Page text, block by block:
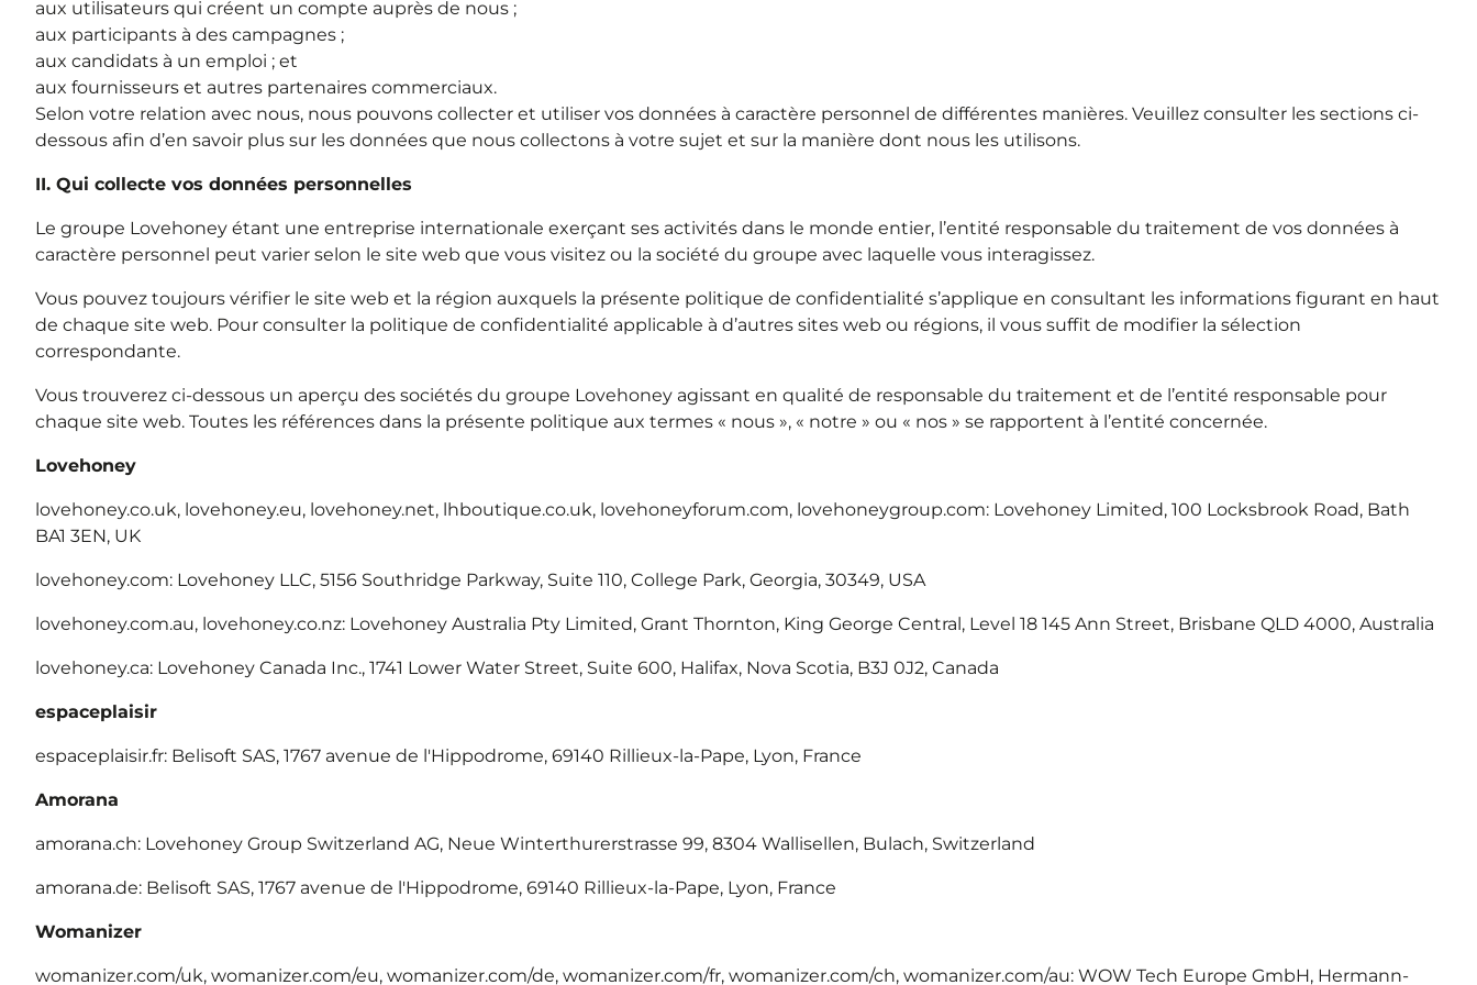
aux utilisateurs qui créent un compte auprès de nous ;
aux participants à des campagnes ;
aux candidats à un emploi ; et
aux fournisseurs et autres partenaires commerciaux.
Selon votre relation avec nous, nous pouvons collecter et utiliser vos données à caractère personnel de différentes manières. Veuillez consulter les sections ci-
dessous afin d’en savoir plus sur les données que nous collectons à votre sujet et sur la manière dont nous les utilisons.
II. Qui collecte vos données personnelles
Le groupe Lovehoney étant une entreprise internationale exerçant ses activités dans le monde entier, l’entité responsable du traitement de vos données à
caractère personnel peut varier selon le site web que vous visitez ou la société du groupe avec laquelle vous interagissez.
Vous pouvez toujours vérifier le site web et la région auxquels la présente politique de confidentialité s’applique en consultant les informations figurant en haut
de chaque site web. Pour consulter la politique de confidentialité applicable à d’autres sites web ou régions, il vous suffit de modifier la sélection
correspondante.
Vous trouverez ci-dessous un aperçu des sociétés du groupe Lovehoney agissant en qualité de responsable du traitement et de l’entité responsable pour
chaque site web. Toutes les références dans la présente politique aux termes « nous », « notre » ou « nos » se rapportent à l’entité concernée.
Lovehoney
lovehoney.co.uk, lovehoney.eu, lovehoney.net, lhboutique.co.uk, lovehoneyforum.com, lovehoneygroup.com: Lovehoney Limited, 100 Locksbrook Road, Bath
BA1 3EN, UK
lovehoney.com: Lovehoney LLC, 5156 Southridge Parkway, Suite 110, College Park, Georgia, 30349, USA
lovehoney.com.au, lovehoney.co.nz: Lovehoney Australia Pty Limited, Grant Thornton, King George Central, Level 18 145 Ann Street, Brisbane QLD 4000, Australia
lovehoney.ca: Lovehoney Canada Inc., 1741 Lower Water Street, Suite 600, Halifax, Nova Scotia, B3J 0J2, Canada
espaceplaisir
espaceplaisir.fr: Belisoft SAS, 1767 avenue de l'Hippodrome, 69140 Rillieux-la-Pape, Lyon, France
Amorana
amorana.ch: Lovehoney Group Switzerland AG, Neue Winterthurerstrasse 99, 8304 Wallisellen, Bulach, Switzerland
amorana.de: Belisoft SAS, 1767 avenue de l'Hippodrome, 69140 Rillieux-la-Pape, Lyon, France
Womanizer
womanizer.com/uk, womanizer.com/eu, womanizer.com/de, womanizer.com/fr, womanizer.com/ch, womanizer.com/au: WOW Tech Europe GmbH, Hermann-